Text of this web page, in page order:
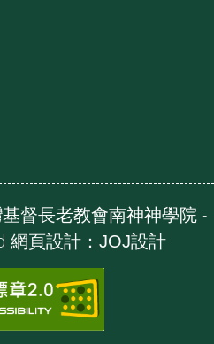
督長老教會南神神學院 -
網頁設計： JOJ設計